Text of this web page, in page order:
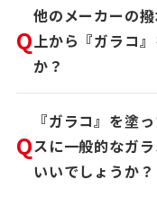
Q
他のメーカーの
上から『ガラコ
か？
Q
『ガラコ』を塗
スに一般的なガ
いいでしょうか？